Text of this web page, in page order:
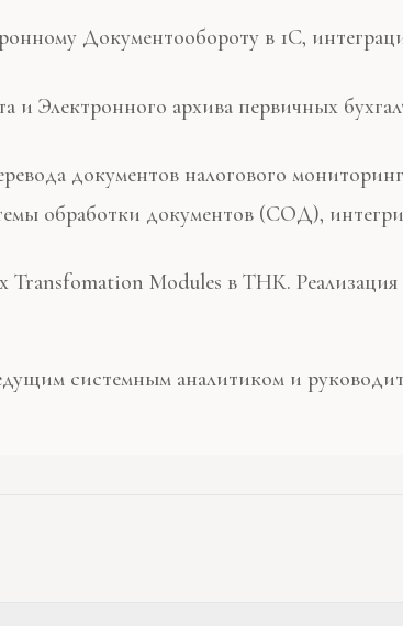
Документообороту в 1С,
Электронного архива первичных
документов налогового
обработки документов (СОД),
Modules в ТНК. Реализация
системным аналитиком и